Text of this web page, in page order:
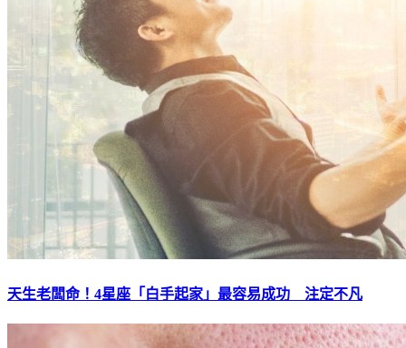
天生老闆命！4星座「白手起家」最容易成功 注定不凡